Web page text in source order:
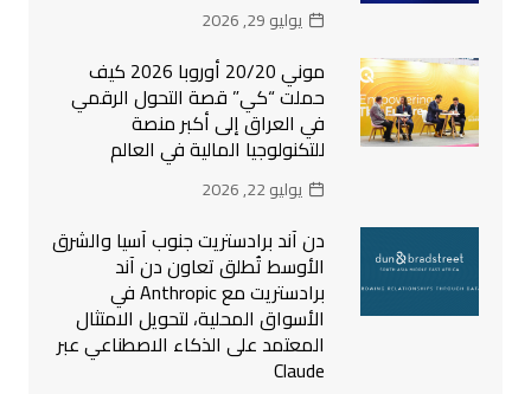
يوليو 29, 2026
موني 20/20 أوروبا 2026 كيف
حملت “كي” قصة التحول الرقمي
في العراق إلى أكبر منصة
للتكنولوجيا المالية في العالم
يوليو 22, 2026
دن آند برادستريت جنوب آسيا والشرق
الأوسط تُطلق تعاون دن آند
برادستريت مع Anthropic في
الأسواق المحلية، لتحويل الامتثال
المعتمد على الذكاء الاصطناعي عبر
Claude